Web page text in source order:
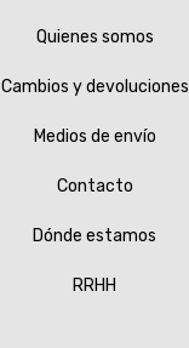
Quienes somos
Cambios y devoluciones
Medios de envío
Contacto
Dónde estamos
RRHH